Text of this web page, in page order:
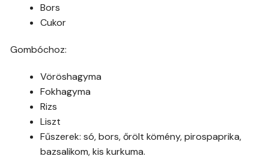
Bors
Cukor
Gombóchoz:
Vöröshagyma
Fokhagyma
Rizs
Liszt
Fűszerek: só, bors, őrölt kömény, pirospaprika,
bazsalikom, kis kurkuma.